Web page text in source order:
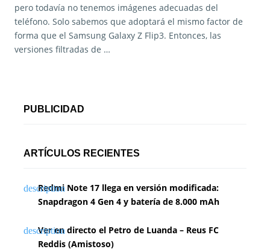
pero todavía no tenemos imágenes adecuadas del
teléfono. Solo sabemos que adoptará el mismo factor de
forma que el Samsung Galaxy Z Flip3. Entonces, las
versiones filtradas de …
PUBLICIDAD
ARTÍCULOS RECIENTES
Redmi Note 17 llega en versión modificada:
Snapdragon 4 Gen 4 y batería de 8.000 mAh
Ver en directo el Petro de Luanda – Reus FC
Reddis (Amistoso)